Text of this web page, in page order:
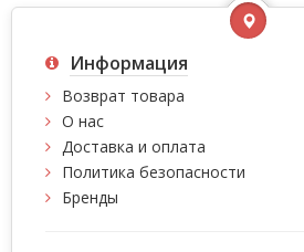
Информация
Возврат товара
О нас
Доставка и оплата
Политика безопасности
Бренды